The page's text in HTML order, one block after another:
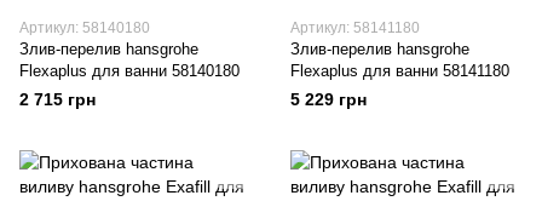
Артикул: 58140180
Злив-перелив hansgrohe
Flexaplus для ванни 58140180
2 715 грн
Артикул: 58141180
Злив-перелив hansgrohe
Flexaplus для ванни 58141180
5 229 грн